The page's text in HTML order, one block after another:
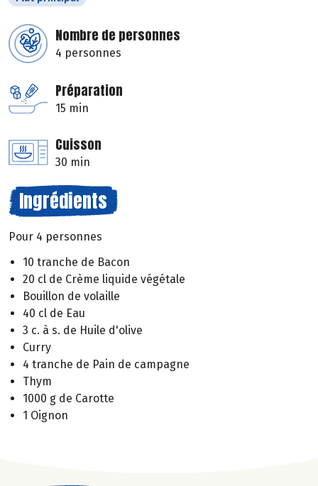
Nombre de personnes
4 personnes
Préparation
15 min
Cuisson
30 min
Ingrédients
Pour 4 personnes
10 tranche de Bacon
20 cl de Crème liquide végétale
Bouillon de volaille
40 cl de Eau
3 c. à s. de Huile d'olive
Curry
4 tranche de Pain de campagne
Thym
1000 g de Carotte
1 Oignon